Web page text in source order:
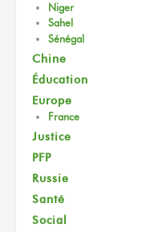
Niger
Sahel
Sénégal
Chine
Éducation
Europe
France
Justice
PFP
Russie
Santé
Social